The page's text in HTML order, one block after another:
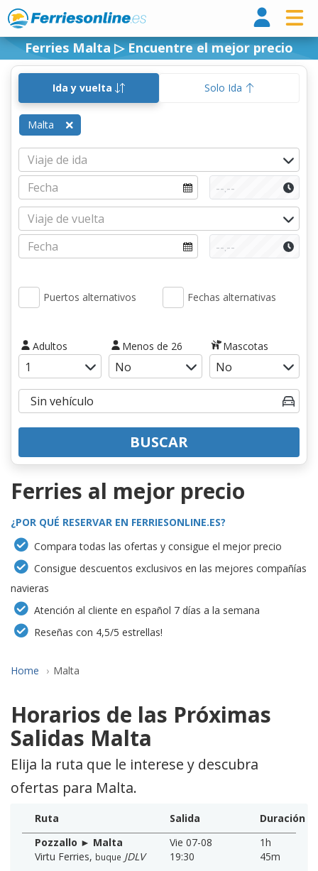
Ferries Malta ▷ Encuentre el mejor precio
Ida y vuelta Solo Ida
Malta
Puertos alternativos Fechas alternativas
Adultos Menos de 26 Mascotas
BUSCAR
Ferries al mejor precio
¿POR QUÉ RESERVAR EN FERRIESONLINE.ES?
Compara todas las ofertas y consigue el mejor precio
Consigue descuentos exclusivos en las mejores compañías
navieras
Atención al cliente en español 7 días a la semana
Reseñas con 4,5/5 estrellas!
Home Malta
Horarios de las Próximas
Salidas Malta
Elija la ruta que le interese y descubra
ofertas para Malta.
Ruta Salida
Duración
Pozzallo ► Malta
Virtu Ferries, buque JDLV
Vie 07-08
19:30
1h
45m